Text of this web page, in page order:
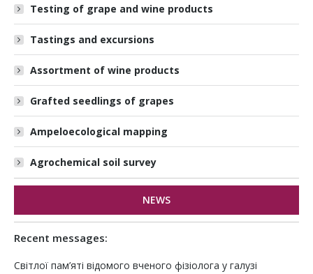
Testing of grape and wine products
Tastings and excursions
Assortment of wine products
Grafted seedlings of grapes
Ampeloecological mapping
Agrochemical soil survey
NEWS
Recent messages:
Світлої пам’яті відомого вченого фізіолога у галузі